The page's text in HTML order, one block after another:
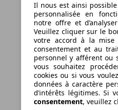
Il nous est ainsi
personnalisée en
notre offre et
Veuillez cliquer sur le
votre accord à la
consentement et au
personnel y afférent ou
vous souhaitez
cookies ou si vous
données à caractère
d’intérêts légitimes. Si
consentement, veuillez